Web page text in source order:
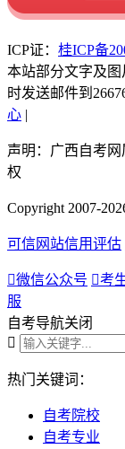
ICP证： 桂ICP备
本站部分文字及
时发送邮件到
心 |
声明：广西自考
权
Copyright 2007-
可信网站信用评估
微信公众号 考
服
自考导航关闭

热门关键词：
自考院校
自考专业